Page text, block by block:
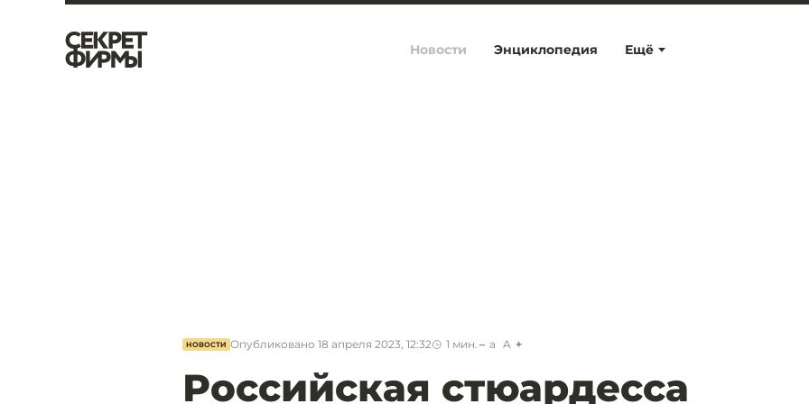
Ещё
Новости Энциклопедия
НОВОСТИ Опубликовано 18 апреля 2023, 12:32 1 мин. a A
Российская стюардесса